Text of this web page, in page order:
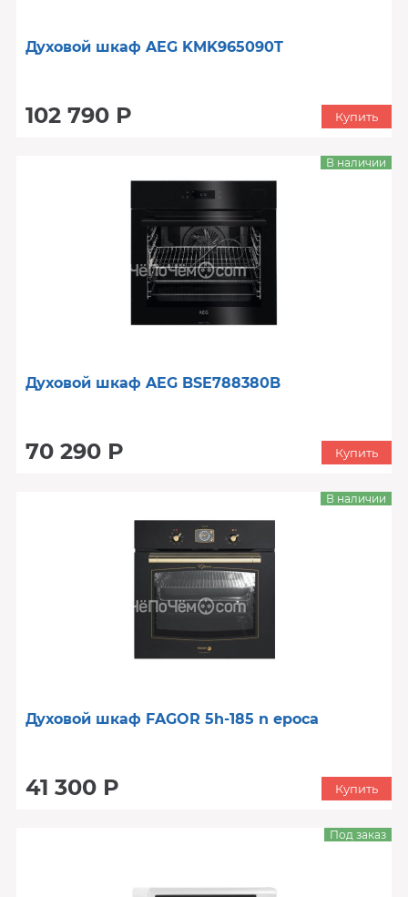
Духовой шкаф AEG KMK965090T
102 790 Р Купить
Духовой шкаф AEG BSE788380B
70 290 Р
В наличии
Купить
Духовой шкаф FAGOR 5h-185 n epoca
41 300 Р
В наличии
Купить
Под заказ